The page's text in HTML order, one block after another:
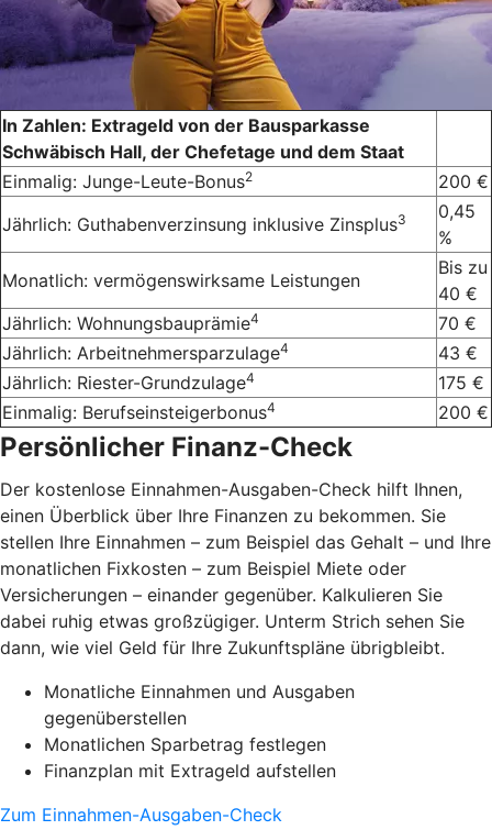
In Zahlen: Extrageld von der Bausparkasse
Schwäbisch Hall, der Chefetage und dem Staat
Einmalig: Junge-Leute-Bonus2
200 €
Jährlich: Guthabenverzinsung inklusive Zinsplus3
0,45
%
Monatlich: vermögenswirksame Leistungen
Bis zu
40 €
Jährlich: Wohnungsbauprämie4
70 €
Jährlich: Arbeitnehmersparzulage4
43 €
Jährlich: Riester-Grundzulage4
175 €
Einmalig: Berufseinsteigerbonus4 200 €
Persönlicher Finanz-Check
Der kostenlose Einnahmen-Ausgaben-Check hilft Ihnen,
einen Überblick über Ihre Finanzen zu bekommen. Sie
stellen Ihre Einnahmen – zum Beispiel das Gehalt – und Ihre
monatlichen Fixkosten – zum Beispiel Miete oder
Versicherungen – einander gegenüber. Kalkulieren Sie
dabei ruhig etwas großzügiger. Unterm Strich sehen Sie
dann, wie viel Geld für Ihre Zukunftspläne übrigbleibt.
Monatliche Einnahmen und Ausgaben
gegenüberstellen
Monatlichen Sparbetrag festlegen
Finanzplan mit Extrageld aufstellen
Zum Einnahmen-Ausgaben-Check